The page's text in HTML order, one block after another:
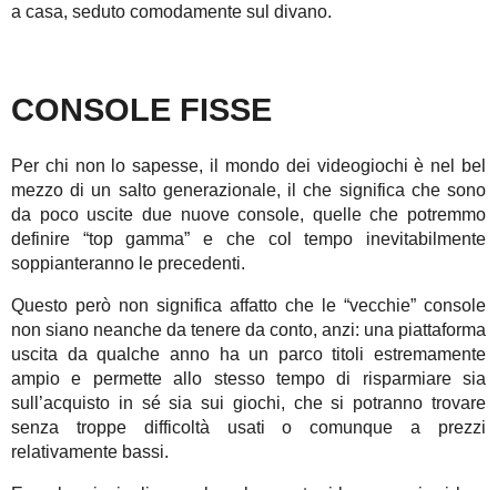
a casa, seduto comodamente sul divano.
CONSOLE FISSE
Per chi non lo sapesse, il mondo dei videogiochi è nel bel
mezzo di un salto generazionale, il che significa che sono
da poco uscite due nuove console, quelle che potremmo
definire “top gamma” e che col tempo inevitabilmente
soppianteranno le precedenti.
Questo però non significa affatto che le “vecchie” console
non siano neanche da tenere da conto, anzi: una piattaforma
uscita da qualche anno ha un parco titoli estremamente
ampio e permette allo stesso tempo di risparmiare sia
sull’acquisto in sé sia sui giochi, che si potranno trovare
senza troppe difficoltà usati o comunque a prezzi
relativamente bassi.